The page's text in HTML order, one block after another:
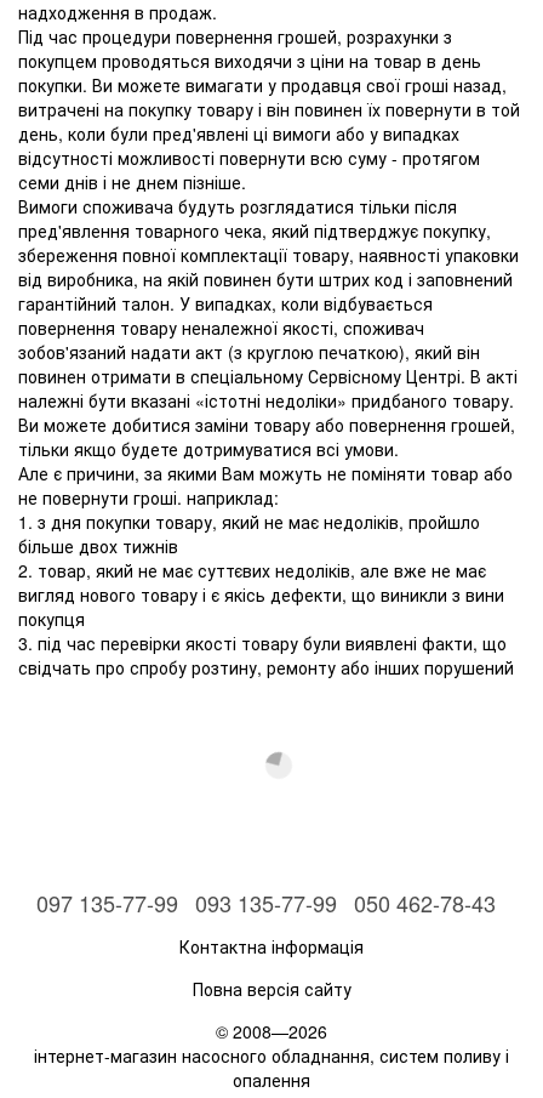
надходження в продаж.
Під час процедури повернення грошей, розрахунки з
покупцем проводяться виходячи з ціни на товар в день
покупки. Ви можете вимагати у продавця свої гроші назад,
витрачені на покупку товару і він повинен їх повернути в той
день, коли були пред'явлені ці вимоги або у випадках
відсутності можливості повернути всю суму - протягом
семи днів і не днем ​​пізніше.
Вимоги споживача будуть розглядатися тільки після
пред'явлення товарного чека, який підтверджує покупку,
збереження повної комплектації товару, наявності упаковки
від виробника, на якій повинен бути штрих код і заповнений
гарантійний талон. У випадках, коли відбувається
повернення товару неналежної якості, споживач
зобов'язаний надати акт (з круглою печаткою), який він
повинен отримати в спеціальному Сервісному Центрі. В акті
належні бути вказані «істотні недоліки» придбаного товару.
Ви можете добитися заміни товару або повернення грошей,
тільки якщо будете дотримуватися всі умови.
Але є причини, за якими Вам можуть не поміняти товар або
не повернути гроші. наприклад:
1. з дня покупки товару, який не має недоліків, пройшло
більше двох тижнів
2. товар, який не має суттєвих недоліків, але вже не має
вигляд нового товару і є якісь дефекти, що виникли з вини
покупця
3. під час перевірки якості товару були виявлені факти, що
свідчать про спробу розтину, ремонту або інших порушений
097 135-77-99 093 135-77-99 050 462-78-43
Контактна інформація
Повна версія сайту
© 2008—2026
інтернет-магазин насосного обладнання, систем поливу і
опалення